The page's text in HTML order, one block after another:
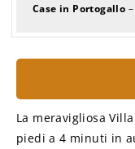
Case in Portogallo
La meravigliosa
piedi a 4 minuti in